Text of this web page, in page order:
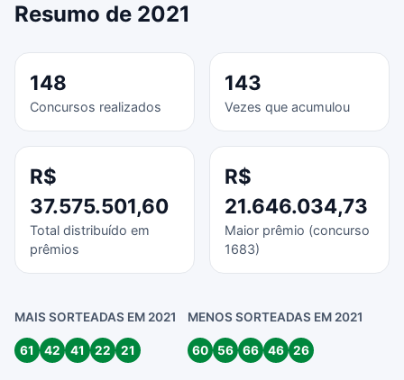
Resumo de 2021
148
Concursos realizados
143
Vezes que acumulou
R$
37.575.501,60
Total distribuído em
prêmios
R$
21.646.034,73
Maior prêmio (concurso
1683)
MAIS SORTEADAS EM 2021
61 42 41 22 21
MENOS SORTEADAS EM 2021
60 56 66 46 26